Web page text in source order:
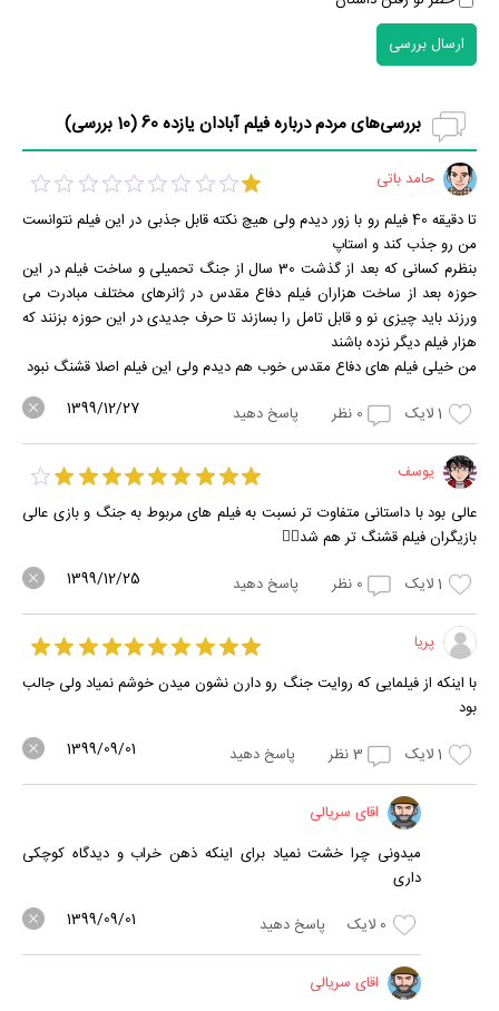
ارسال بررسی
بررسی‌های مردم درباره فیلم آبادان یازده 60 ( 10 بررسی)
حامد باتی
تا دقیقه 40 فیلم رو با زور دیدم ولی هیچ نکته قابل جذبی در این فیلم نتوانست
من رو جذب کند و استاپ
بنظرم کسانی که بعد از گذشت 30 سال از جنگ تحمیلی و ساخت فیلم در این
حوزه بعد از ساخت هزاران فیلم دفاع مقدس در ژانرهای مختلف مبادرت می
ورزند باید چیزی نو و قابل تامل را بسازند تا حرف جدیدی در این حوزه بزنند که
هزار فیلم دیگر نزده باشند
من خیلی فیلم های دفاع مقدس خوب هم دیدم ولی این فیلم اصلا قشنگ نبود
1لایک 0 نظر پاسخ دهید 1399/12/27
یوسف
عالی بود با داستانی متفاوت تر نسبت به فیلم های مربوط به جنگ و بازی عالی
بازیگران فیلم قشنگ تر هم شد👌🏻
1لایک 0 نظر پاسخ دهید 1399/12/25
پریا
با اینکه از فیلمایی که روایت جنگ رو دارن نشون میدن خوشم نمیاد ولی جالب
بود
1لایک 3نظر پاسخ دهید 1399/09/01
اقای سریالی
میدونی چرا خشت نمیاد برای اینکه ذهن خراب و دیدگاه کوچکی
داری
0 لایک پاسخ دهید 1399/09/01
اقای سریالی